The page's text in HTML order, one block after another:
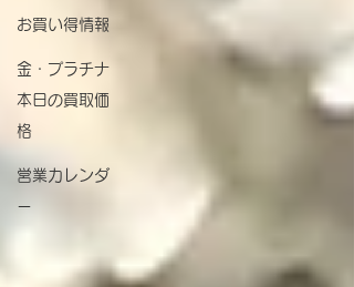
お買い得情報
金・プラチナ
本日の買取価
格
営業カレンダ
ー